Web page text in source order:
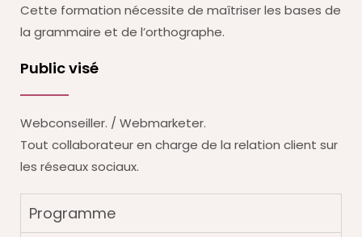
Cette formation nécessite de maîtriser les bases de
la grammaire et de l’orthographe.
Public visé
Webconseiller. / Webmarketer.
Tout collaborateur en charge de la relation client sur
les réseaux sociaux.
Programme